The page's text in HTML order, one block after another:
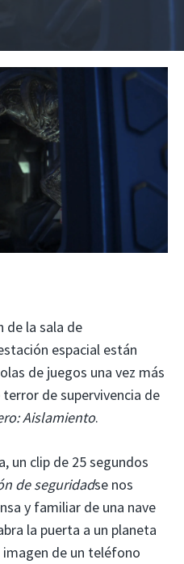
de la sala de
espacial están
de juegos una vez más
de supervivencia de
Aislamiento.
un clip de 25 segundos
de seguridadse nos
y familiar de una nave
la puerta a un planeta
de un teléfono